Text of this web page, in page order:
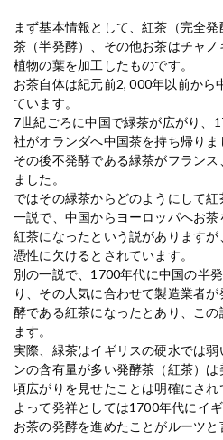
まず基本情報として、紅茶（完全
茶（半発酵）、その他お茶はチャ
植物の葉を加工したものです。
お茶自体は紀元前2, 000年以前から
ています。
7世紀ごろに中国で緑茶が広がり、
社がオランダへ中国茶を持ち帰りま
その後不発酵である緑茶がフラン
ました。
ではその緑茶からどのようにして紅
一説で、中国からヨーロッパへお
紅茶になったという説があります
憑性に欠けるとされています。
別の一説で、1700年代に中国の半
り、その人気に合わせて製造業者
酵である紅茶になったとあり、こ
ます。
実際、緑茶はイギリスの硬水では
ンの含有量が多い発酵茶（紅茶）
頃広がりを見せたことは明確にされ
よって発祥としては1700年代にイ
お茶の発酵を進めたことがルーツと